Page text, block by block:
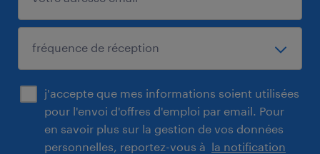
j'accepte que mes informations soient utilisées
pour l'envoi d'offres d'emploi par email. Pour
en savoir plus sur la gestion de vos données
personnelles, reportez-vous à la notification